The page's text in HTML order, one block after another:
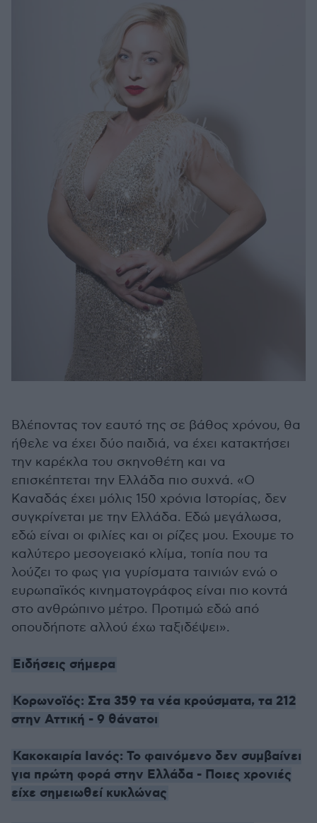
Βλέποντας τον εαυτό της σε βάθος χρόνου, θα
ήθελε να έχει δύο παιδιά, να έχει κατακτήσει
την καρέκλα του σκηνοθέτη και να
επισκέπτεται την Ελλάδα πιο συχνά. «Ο
Καναδάς έχει μόλις 150 χρόνια Ιστορίας, δεν
συγκρίνεται με την Ελλάδα. Εδώ μεγάλωσα,
εδώ είναι οι φιλίες και οι ρίζες μου. Εχουμε το
καλύτερο μεσογειακό κλίμα, τοπία που τα
λούζει το φως για γυρίσματα ταινιών ενώ ο
ευρωπαϊκός κινηματογράφος είναι πιο κοντά
στο ανθρώπινο μέτρο. Προτιμώ εδώ από
οπουδήποτε αλλού έχω ταξιδέψει».
Ειδήσεις σήμερα
Κορωνοϊός: Στα 359 τα νέα κρούσματα, τα 212
στην Αττική - 9 θάνατοι
Κακοκαιρία Ιανός: Το φαινόμενο δεν συμβαίνει
για πρώτη φορά στην Ελλάδα - Ποιες χρονιές
είχε σημειωθεί κυκλώνας